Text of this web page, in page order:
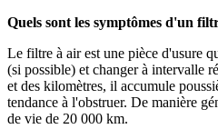
Quels sont les symptômes d'un
Le filtre à air est une pièce d'usure
(si possible) et changer à intervalle
et des kilomètres, il accumule
tendance à l'obstruer. De manière
de vie de 20 000 km.